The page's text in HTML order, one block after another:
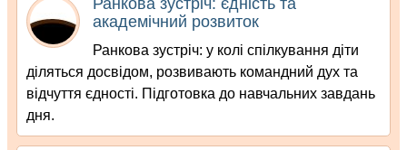
Ранкова зустріч: єдність та
академічний розвиток
Ранкова зустріч: у колі спілкування діти
діляться досвідом, розвивають командний дух та
відчуття єдності. Підготовка до навчальних завдань
дня.